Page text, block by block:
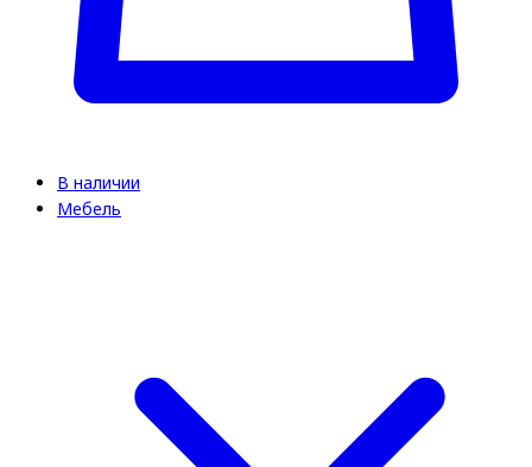
В наличии
Мебель